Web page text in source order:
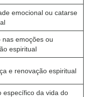
emocional ou catarse
nas emoções ou
espiritual
e renovação espiritual
específico da vida do